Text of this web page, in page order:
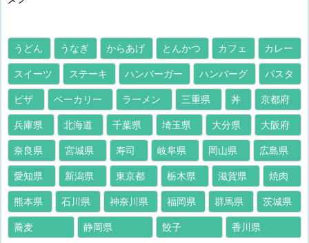
うどん うなぎ からあげ とんかつ カフェ カレー
スイーツ ステーキ ハンバーガー ハンバーグ パスタ
ピザ ベーカリー ラーメン 三重県 丼 京都府
兵庫県 北海道 千葉県 埼玉県 大分県 大阪府
奈良県 宮城県 寿司 岐阜県 岡山県 広島県
愛知県 新潟県 東京都 栃木県 滋賀県 焼肉
熊本県 石川県 神奈川県 福岡県 群馬県 茨城県
蕎麦 静岡県 餃子 香川県